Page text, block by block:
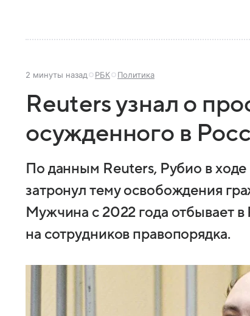
2 минуты назад РБК Политика
Reuters узнал о
осужденного в
По данным Reuters, Рубио в
затронул тему освобождения
Мужчина с 2022 года отбывает в
на сотрудников правопорядка.